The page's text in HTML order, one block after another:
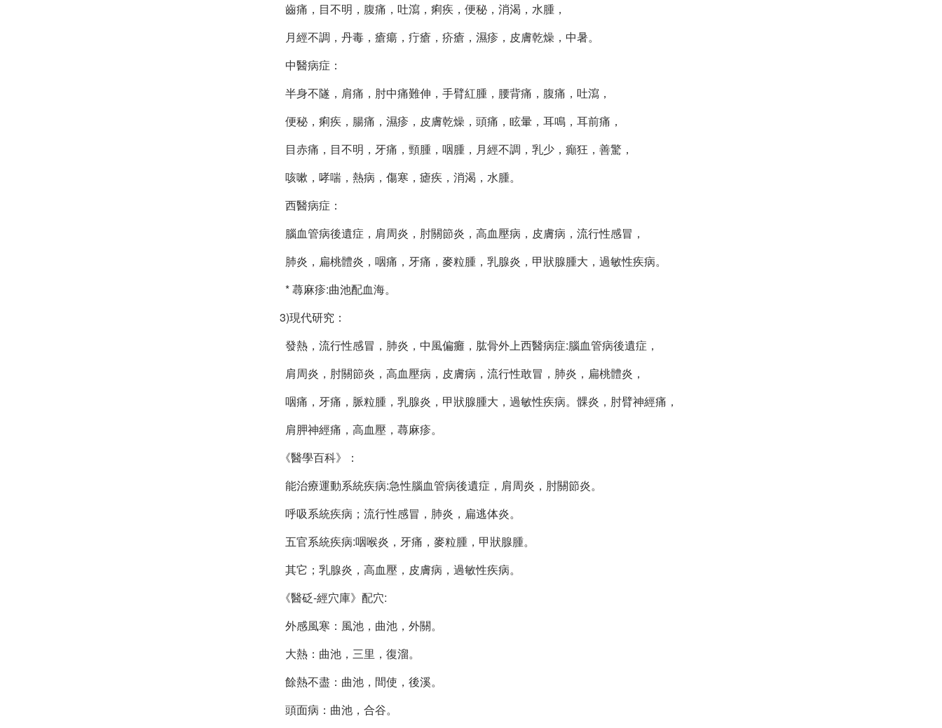
齒痛，目不明，腹痛，吐瀉，痢疾，便秘，消渴，水腫，
月經不調，丹毒，瘡瘍，疔瘡，疥瘡，濕疹，皮膚乾燥，中暑。
中醫病症：
半身不隧，肩痛，肘中痛難伸，手臂紅腫，腰背痛，腹痛，吐瀉，
便秘，痢疾，腸痛，濕疹，皮膚乾燥，頭痛，眩暈，耳鳴，耳前痛，
目赤痛，目不明，牙痛，頸腫，咽腫，月經不調，乳少，癲狂，善驚，
咳嗽，哮喘，熱病，傷寒，瘧疾，消渴，水腫。
西醫病症：
腦血管病後遺症，肩周炎，肘關節炎，高血壓病，皮膚病，流行性感冒，
肺炎，扁桃體炎，咽痛，牙痛，麥粒腫，乳腺炎，甲狀腺腫大，過敏性疾病。
* 蕁麻疹:曲池配血海。
3)現代研究：
發熱，流行性感冒，肺炎，中風偏癱，肱骨外上西醫病症:腦血管病後遺症，
肩周炎，肘關節炎，高血壓病，皮膚病，流行性敢冒，肺炎，扁桃體炎，
咽痛，牙痛，脈粒腫，乳腺炎，甲狀腺腫大，過敏性疾病。髁炎，肘臂神經痛，
肩胛神經痛，高血壓，蕁麻疹。
《醫學百科》：
能治療運動系統疾病:急性腦血管病後遺症，肩周炎，肘關節炎。
呼吸系統疾病；流行性感冒，肺炎，扁逃体炎。
五官系統疾病:咽喉炎，牙痛，麥粒腫，甲狀腺腫。
其它；乳腺炎，高血壓，皮膚病，過敏性疾病。
《醫砭-經穴庫》配穴:
外感風寒：風池，曲池，外關。
大熱：曲池，三里，復溜。
餘熱不盡：曲池，間使，後溪。
頭面病：曲池，合谷。